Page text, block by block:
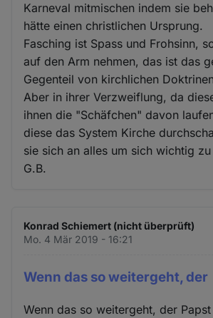
Karneval mitmischen indem sie
hätte einen christlichen Ursprung.
Fasching ist Spass und Frohsinn,
auf den Arm nehmen, das ist das
Gegenteil von kirchlichen
Aber in ihrer Verzweiflung, da
ihnen die "Schäfchen" davon
diese das System Kirche
sie sich an alles um sich wichtig zu
G.B.
Konrad Schiemert (nicht überprüft)
Mo. 4 Mär 2019 - 16:21
Wenn das so weitergeht, der
Wenn das so weitergeht, der